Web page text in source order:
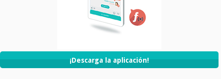
¡Descarga la aplicación!